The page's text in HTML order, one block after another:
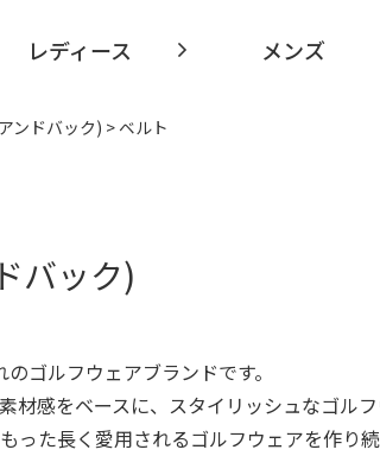
レディース メンズ
ンドバック) > ベルト
バック)
ゴルフウェアブランドです。
材感をベースに、スタイリッシュなゴル
った長く愛用されるゴルフウェアを作り